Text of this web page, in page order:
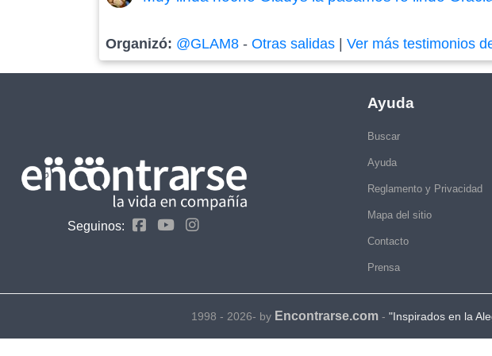
Organizó: @GLAM8 -Otras salidas |Ver más testimonios
Seguinos:
Ayuda
Buscar
Ayuda
Reglamento y Privacidad
Mapa del sitio
Contacto
Prensa
1998 - 2026- by Encontrarse.com- "Inspirados en la